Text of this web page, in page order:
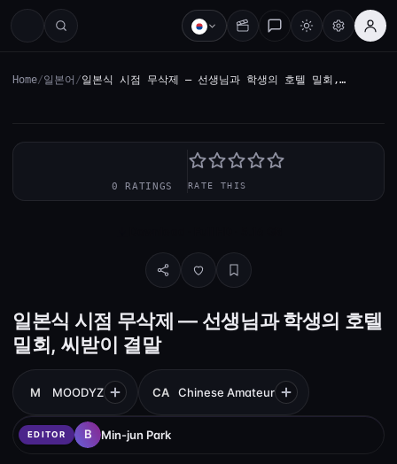
Home/일본어 /일본식 시점 무삭제 — 선생님과 학생의 호텔 밀회,…
0 RATINGS RATE THIS
일본식 시점 무삭제 — 선생님과 학생의 호텔
밀회, 씨받이 결말
M MOODYZ CA Chinese Amateur
EDITOR Min-jun Park